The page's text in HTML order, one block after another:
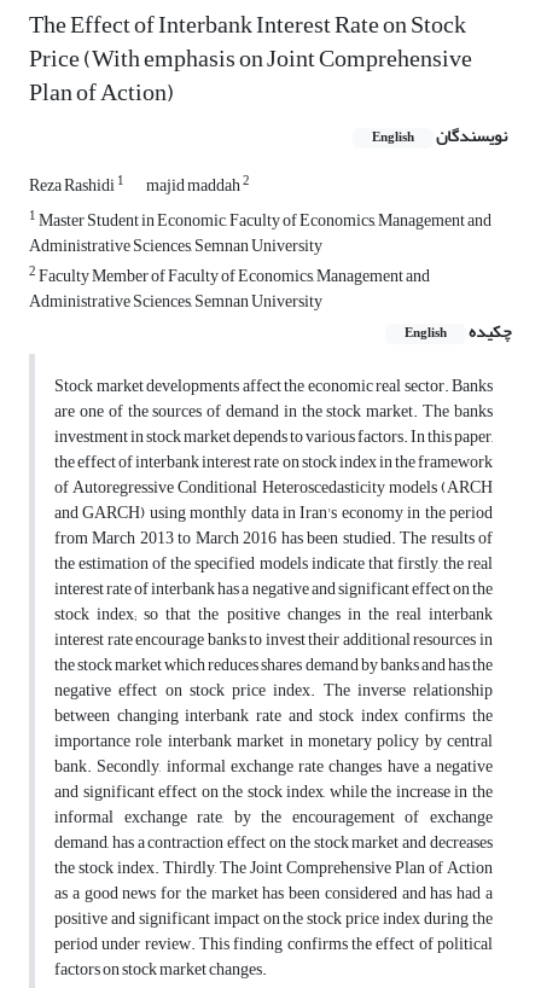
The Effect of Interbank Interest Rate on Stock
Price (With emphasis on Joint Comprehensive
Plan of Action)
نویسندگان English
Reza Rashidi1 majid maddah2
1Master Student in Economic, Faculty of Economics, Management and
Administrative Sciences, Semnan University
2Faculty Member of Faculty of Economics, Management and
Administrative Sciences, Semnan University
چکیده
English
Stock market developments affect the economic real sector. Banks
are one of the sources of demand in the stock market. The banks
investment in stock market depends to various factors. In this paper,
the effect of interbank interest rate on stock index in the framework
of Autoregressive Conditional Heteroscedasticity models (ARCH
and GARCH) using monthly data in Iran's economy in the period
from March 2013 to March 2016 has been studied. The results of
the estimation of the specified models indicate that firstly, the real
interest rate of interbank has a negative and significant effect on the
stock index; so that the positive changes in the real interbank
interest rate encourage banks to invest their additional resources in
the stock market which reduces shares demand by banks and has the
negative effect on stock price index. The inverse relationship
between changing interbank rate and stock index confirms the
importance role interbank market in monetary policy by central
bank. Secondly, informal exchange rate changes have a negative
and significant effect on the stock index, while the increase in the
informal exchange rate, by the encouragement of exchange
demand, has a contraction effect on the stock market and decreases
the stock index. Thirdly, The Joint Comprehensive Plan of Action
as a good news for the market has been considered and has had a
positive and significant impact on the stock price index during the
period under review. This finding confirms the effect of political
factors on stock market changes.